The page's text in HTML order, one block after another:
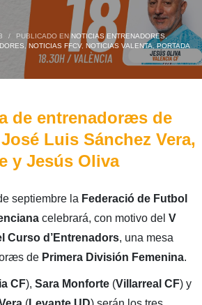
/ PUBLICADO ENNOTICIAS ENTRENADORES,
,NOTICIAS FFCV, NOTICIAS VALENTA,PORTADA
de entrenadoræs de
Luis Sánchez Vera,
y Jesús Oliva
septiembre la Federació de Futbol
celebrará, con motivo del V
Curso d’Entrenadors, una mesa
de Primera División Femenina.
CF), Sara Monforte(Villarreal CF) y